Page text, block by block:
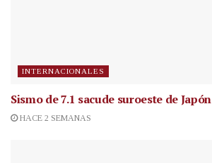
INTERNACIONALES
Sismo de 7.1 sacude suroeste de Japón
HACE 2 SEMANAS